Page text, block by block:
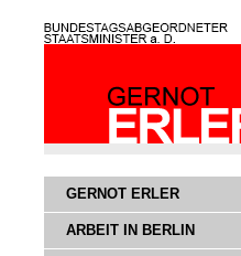
GERNOT ERLER
ARBEIT IN BERLIN